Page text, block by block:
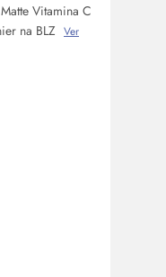
Vitamina C
na BLZ Ver